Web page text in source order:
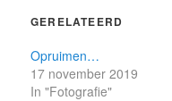
GERELATEERD
Opruimen…
17 november 2019
In "Fotografie"